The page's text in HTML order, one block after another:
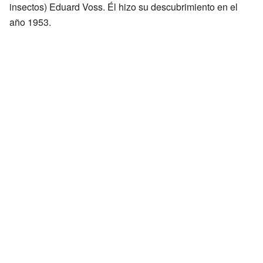
insectos) Eduard Voss. Él hizo su descubrimiento en el
año 1953.